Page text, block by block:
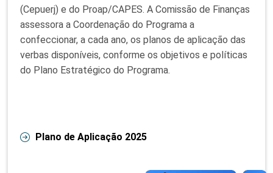
(Cepuerj) e do Proap/CAPES. A Comissão de Finanças
assessora a Coordenação do Programa a
confeccionar, a cada ano, os planos de aplicação das
verbas disponíveis, conforme os objetivos e políticas
do Plano Estratégico do Programa.
Plano de Aplicação 2025